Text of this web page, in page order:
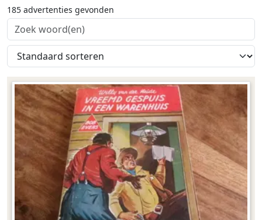
185 advertenties gevonden